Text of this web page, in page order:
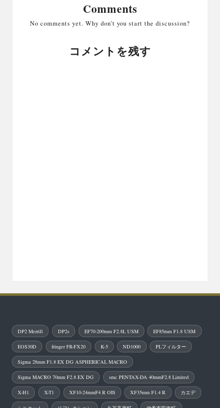
Comments
No comments yet. Why don’t you start the discussion?
コメントを残す
DP2 Merrill DP2s EF70-200mm F2.8L USM EF85mm F1.8 USM
EOS30D fringer FR-FX20 K-5 ND1000 PLフィルター
Sigma 28mm F1.8 EX DG ASPHERICAL MACRO
Sigma MACRO 70mm F2.8 EX DG smc PENTAX-DA 40mmF2.8 Limited
X-H1 X-T1 XF10-24mmF4 R OIS XF35mm F1.4 R カエデ